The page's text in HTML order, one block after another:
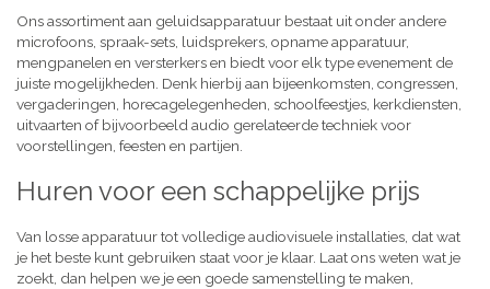
Ons assortiment aan geluidsapparatuur bestaat uit onder andere
microfoons, spraak-sets, luidsprekers, opname apparatuur,
mengpanelen en versterkers en biedt voor elk type evenement de
juiste mogelijkheden. Denk hierbij aan bijeenkomsten, congressen,
vergaderingen, horecagelegenheden, schoolfeestjes, kerkdiensten,
uitvaarten of bijvoorbeeld audio gerelateerde techniek voor
voorstellingen, feesten en partijen.
Huren voor een schappelijke prijs
Van losse apparatuur tot volledige audiovisuele installaties, dat wat
je het beste kunt gebruiken staat voor je klaar. Laat ons weten wat je
zoekt, dan helpen we je een goede samenstelling te maken,